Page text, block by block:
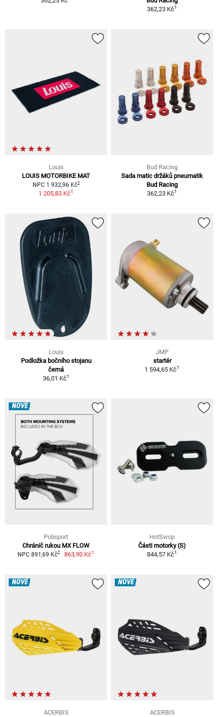
362,23 Kč1
Louis
LOUIS MOTORBIKE MAT
NPC 1 932,96 Kč2
1 205,83 Kč1
Bud Racing
Sada matic držáků pneumatik
Bud Racing
362,23 Kč1
Louis
Podložka bočního stojanu
černá
36,01 Kč1
JMP
startér
1 594,65 Kč1
NOVÉ
Polisport
Chránič rukou MX FLOW
NPC 891,69 Kč2 863,90 Kč1
HotSwop
Části motorky (S)
844,57 Kč1
NOVÉ
ACERBIS
NOVÉ
ACERBIS